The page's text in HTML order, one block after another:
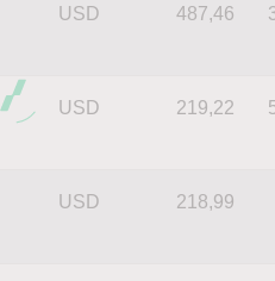
USD 487,46
USD 219,22
USD 218,99